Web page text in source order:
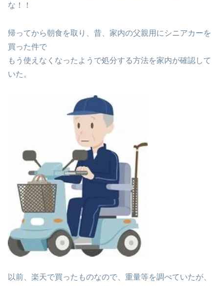
な！！
帰ってから朝食を取り、昔、家内の父親用にシニアカーを
買った件で
もう使えなくなったようで処分する方法を家内が確認して
いた。
以前、楽天で買ったものなので、重量等を調べていたが、